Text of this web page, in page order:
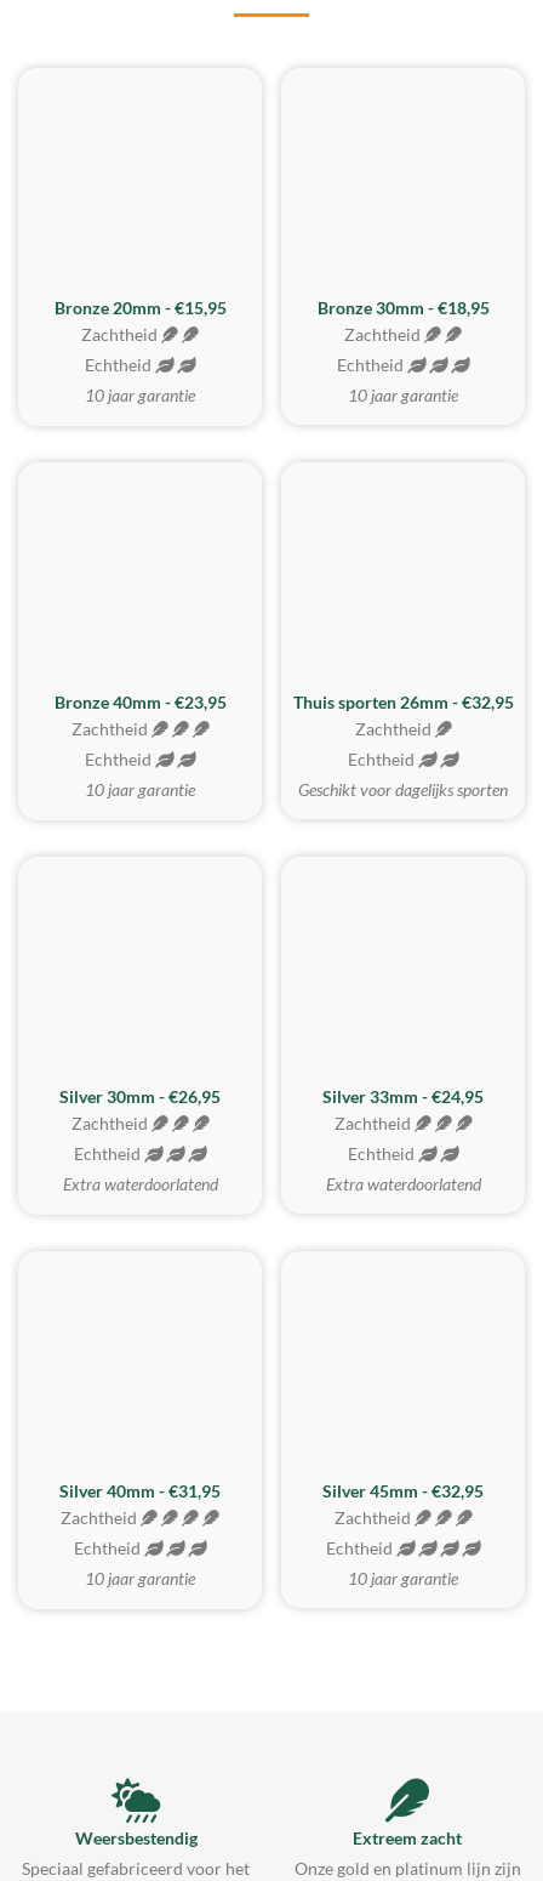
Bronze 20mm - €15,95
Zachtheid
Echtheid
10 jaar garantie
BESTE KOOP
Bronze 30mm - €18,95
Zachtheid
Echtheid
10 jaar garantie
Bronze 40mm - €23,95
Zachtheid
Echtheid
10 jaar garantie
Thuis sporten 26mm - €32,95
Zachtheid
Echtheid
Geschikt voor dagelijks sporten
Silver 30mm - €26,95
Zachtheid
Echtheid
Extra waterdoorlatend
Silver 33mm - €24,95
Zachtheid
Echtheid
Extra waterdoorlatend
Silver 40mm - €31,95
Zachtheid
Echtheid
10 jaar garantie
MEEST GEKOZEN
Silver 45mm - €32,95
Zachtheid
Echtheid
10 jaar garantie
Weersbestendig
Speciaal gefabriceerd voor het
Extreem zacht
Onze gold en platinum lijn zijn